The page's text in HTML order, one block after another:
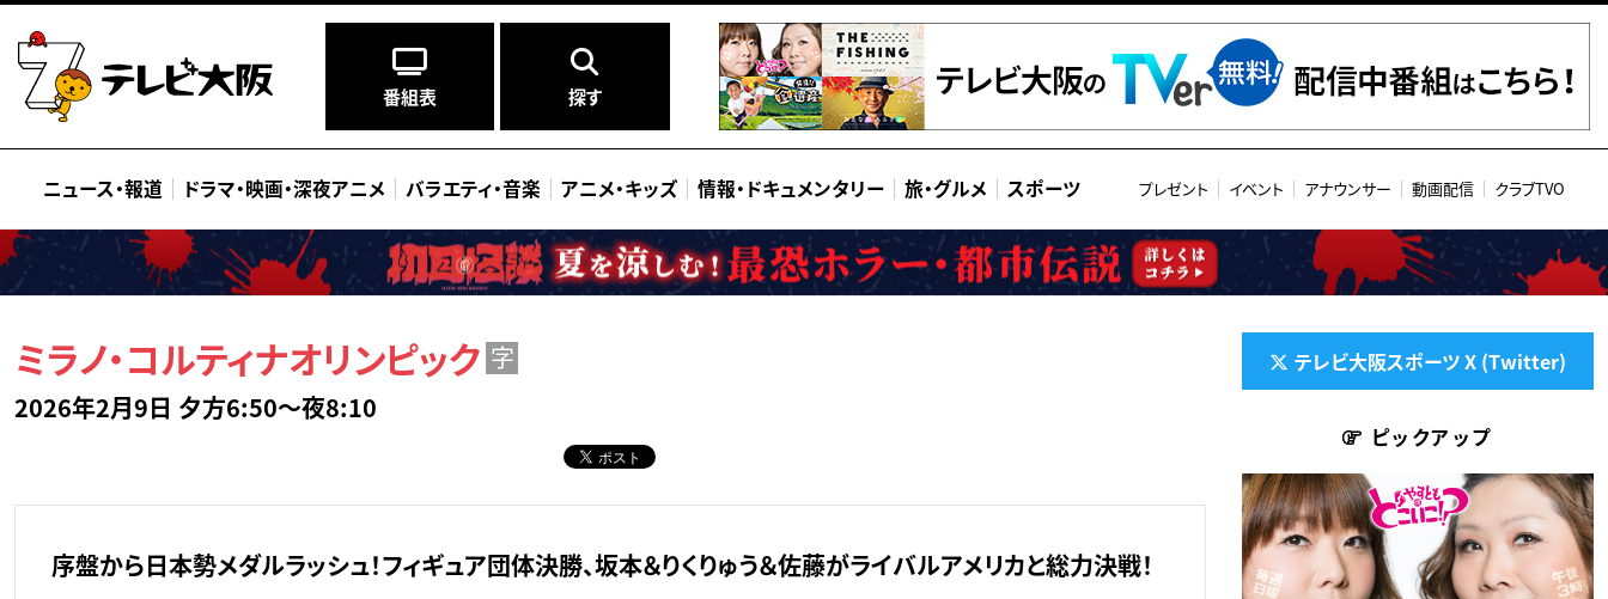
番組表 探す
ニュース・報道 ドラマ・映画・深夜アニメ バラエティ・音楽 アニメ・キッズ 情報・ ドキュメンタリー 旅・グルメ スポーツ プレゼント イベント アナウンサー 動画配信 クラブTVO
ミラノ・コルティナオリンピック 字
2026年2月9日 夕方6:50～夜8:10
序盤から日本勢メダルラッシュ！フィギュア団体決勝、坂本＆りくりゅう＆佐藤がライバルアメリカと総力決戦！
テレビ大阪スポーツ X (Twitter)
ピックアップ